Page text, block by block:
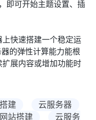
可开始主题设置、插
快速搭建一个稳定运
的弹性计算能力能根
展内容或增加功能时
建
云服务器
网站搭建
云服务